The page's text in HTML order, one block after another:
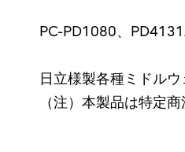
PC-PD1080、
日立様製各種ミドル
（注）本製品は特定